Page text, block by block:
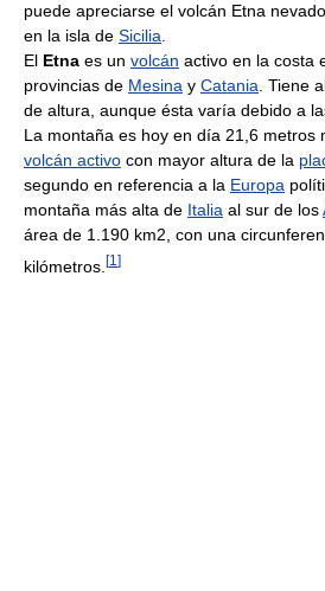
puede apreciarse el volcán Etna nevado
en la isla de Sicilia.
El Etna es un volcán activo en la costa
provincias de Mesina y Catania. Tiene
de altura, aunque ésta varía debido a
La montaña es hoy en día 21,6 metros
volcán activo con mayor altura de la
segundo en referencia a la Europa
montaña más alta de Italia al sur de los
área de 1.190 km2, con una
kilómetros. [1 ]